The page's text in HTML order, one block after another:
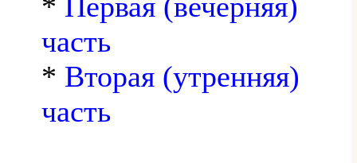
часть
* Вторая (утренняя)
часть